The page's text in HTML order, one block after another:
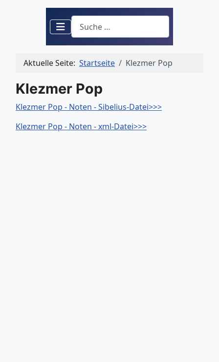
Suchen
Aktuelle Seite: Startseite Klezmer Pop
Klezmer Pop
Klezmer Pop - Noten - Sibelius-Datei>>>
Klezmer Pop - Noten - xml-Datei>>>